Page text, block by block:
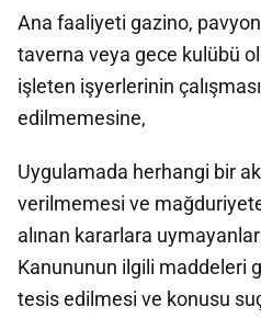
Ana faaliyeti gazino,
taverna veya gece kulübü
işleten işyerlerinin
edilmemesine,
Uygulamada herhangi bir
verilmemesi ve
alınan kararlara
Kanununun ilgili maddeleri
tesis edilmesi ve konusu